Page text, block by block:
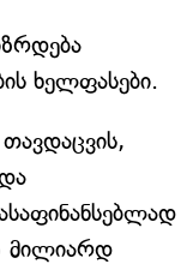
ხელფასები.
მილიარდ